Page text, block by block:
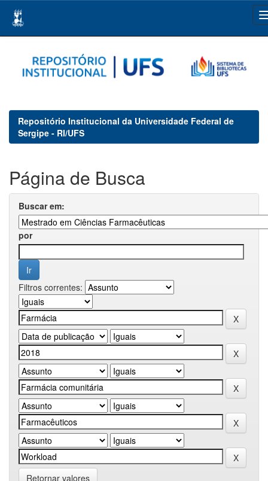
navigation
Repositório Institucional da Universidade Federal de
Sergipe - RI/UFS
Página de Busca
Buscar em:
por
Filtros correntes:
Retornar valores